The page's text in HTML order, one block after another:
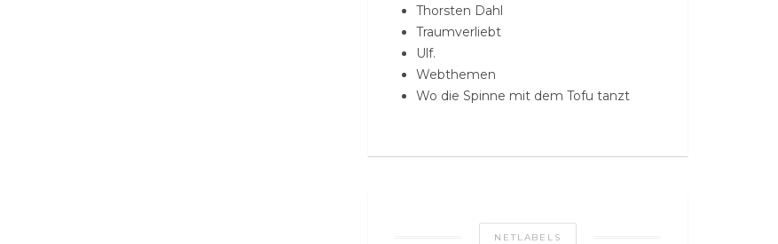
Thorsten Dahl
Traumverliebt
Ulf.
Webthemen
Wo die Spinne mit dem Tofu tanzt
NETLABELS